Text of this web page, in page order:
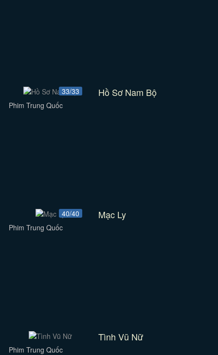
33/33 Hồ Sơ Nam Bộ
Phim Trung Quốc
40/40 Mạc Ly
Phim Trung Quốc
Tình Vũ Nữ
Phim Trung Quốc